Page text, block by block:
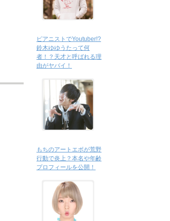
ピアニストでYoutuber!?
鈴木ゆゆうたって何
者！？天才と呼ばれる理
由がヤバイ！
もちのアートエボが荒野
行動で炎上？本名や年齢
プロフィールを公開！